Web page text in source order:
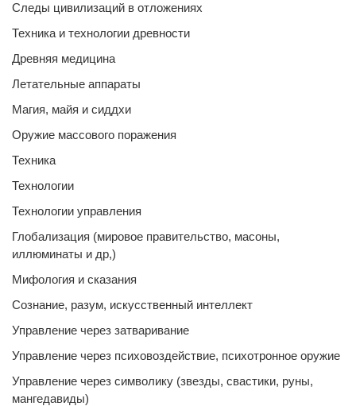
Следы цивилизаций в отложениях
Техника и технологии древности
Древняя медицина
Летательные аппараты
Магия, майя и сиддхи
Оружие массового поражения
Техника
Технологии
Технологии управления
Глобализация (мировое правительство, масоны,
иллюминаты и др,)
Мифология и сказания
Сознание, разум, искусственный интеллект
Управление через затваривание
Управление через психовоздействие, психотронное оружие
Управление через символику (звезды, свастики, руны,
мангедавиды)